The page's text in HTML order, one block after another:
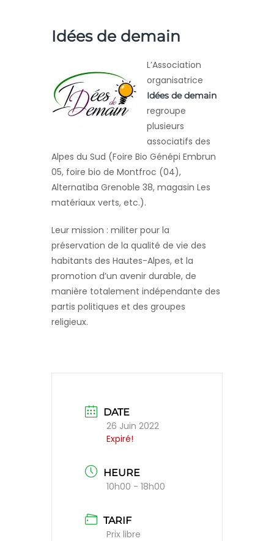
Idées de demain
L’Association
organisatrice
Idées de demain
regroupe
plusieurs
associatifs des
Alpes du Sud (Foire Bio Génépi Embrun
05, foire bio de Montfroc (04),
Alternatiba Grenoble 38, magasin Les
matériaux verts, etc.).
Leur mission : militer pour la
préservation de la qualité de vie des
habitants des Hautes-Alpes, et la
promotion d’un avenir durable, de
manière totalement indépendante des
partis politiques et des groupes
religieux.
DATE
26 Juin 2022
Expiré!
HEURE
10h00 - 18h00
TARIF
Prix libre